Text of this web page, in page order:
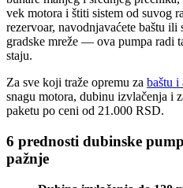
vek motora i štiti sistem od suvog
rezervoar, navodnjavaćete baštu
gradske mreže — ova pumpa radi
staju.
Za sve koji traže opremu za baštu i
snagu motora, dubinu izvlačenja i
paketu po ceni od 21.000 RSD.
6 prednosti dubinske
pažnje